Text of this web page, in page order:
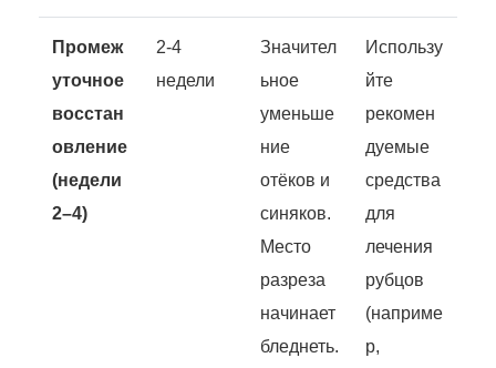
Промеж
уточное
восстан
овление
(недели
2–4)
2-4
недели
Значител
ьное
уменьше
ние
отёков и
синяков.
Место
разреза
начинает
бледнеть.
Использу
йте
рекомен
дуемые
средства
для
лечения
рубцов
(наприме
р,